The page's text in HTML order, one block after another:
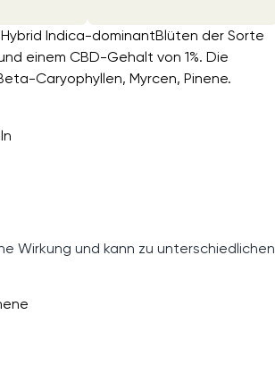
Indica-dominantBlüten der Sorte
einem CBD-Gehalt von 1%. Die
Caryophyllen, Myrcen, Pinene.
Wirkung und kann zu unterschiedlichen